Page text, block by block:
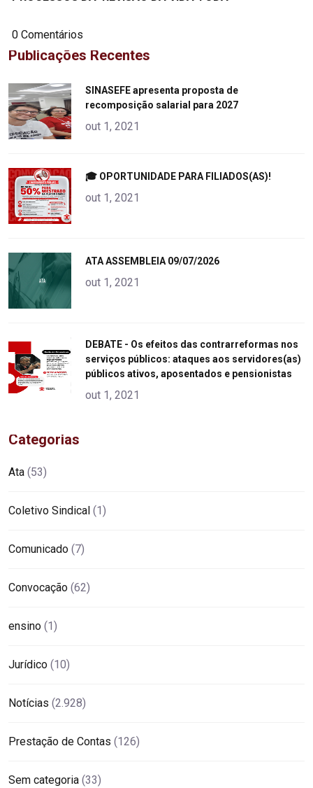
0 Comentários
Publicações Recentes
alt="product">
SINASEFE apresenta proposta de
recomposição salarial para 2027
out 1, 2021
alt="product">
🎓 OPORTUNIDADE PARA FILIADOS(AS)!
out 1, 2021
alt="product">
ATA ASSEMBLEIA 09/07/2026
out 1, 2021
alt="product">
DEBATE - Os efeitos das contrarreformas nos
serviços públicos: ataques aos servidores(as)
públicos ativos, aposentados e pensionistas
out 1, 2021
Categorias
Ata (53)
Coletivo Sindical (1)
Comunicado (7)
Convocação (62)
ensino (1)
Jurídico (10)
Notícias (2.928)
Prestação de Contas (126)
Sem categoria (33)